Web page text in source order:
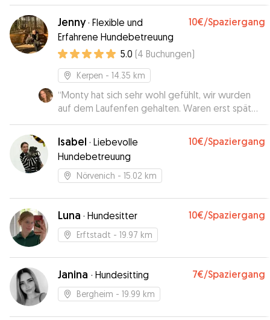
Jenny· Flexible und
Erfahrene Hundebetreuung
10€/Spaziergang
5.0 (4 Buchungen)
Kerpen - 14.35 km
“Monty hat sich sehr wohl gefühlt, wir wurden
auf dem Laufenfen gehalten. Waren erst spät
zurück und konnten Monty nachts noch abholen,
danke für die tolle Betreuung. 😊 ”
Isabel · Liebevolle
Hundebetreuung
10€/Spaziergang
Nörvenich - 15.02 km
Luna · Hundesitter 10€/Spaziergang
Erftstadt - 19.97 km
Janina · Hundesitting 7€/Spaziergang
Bergheim - 19.99 km